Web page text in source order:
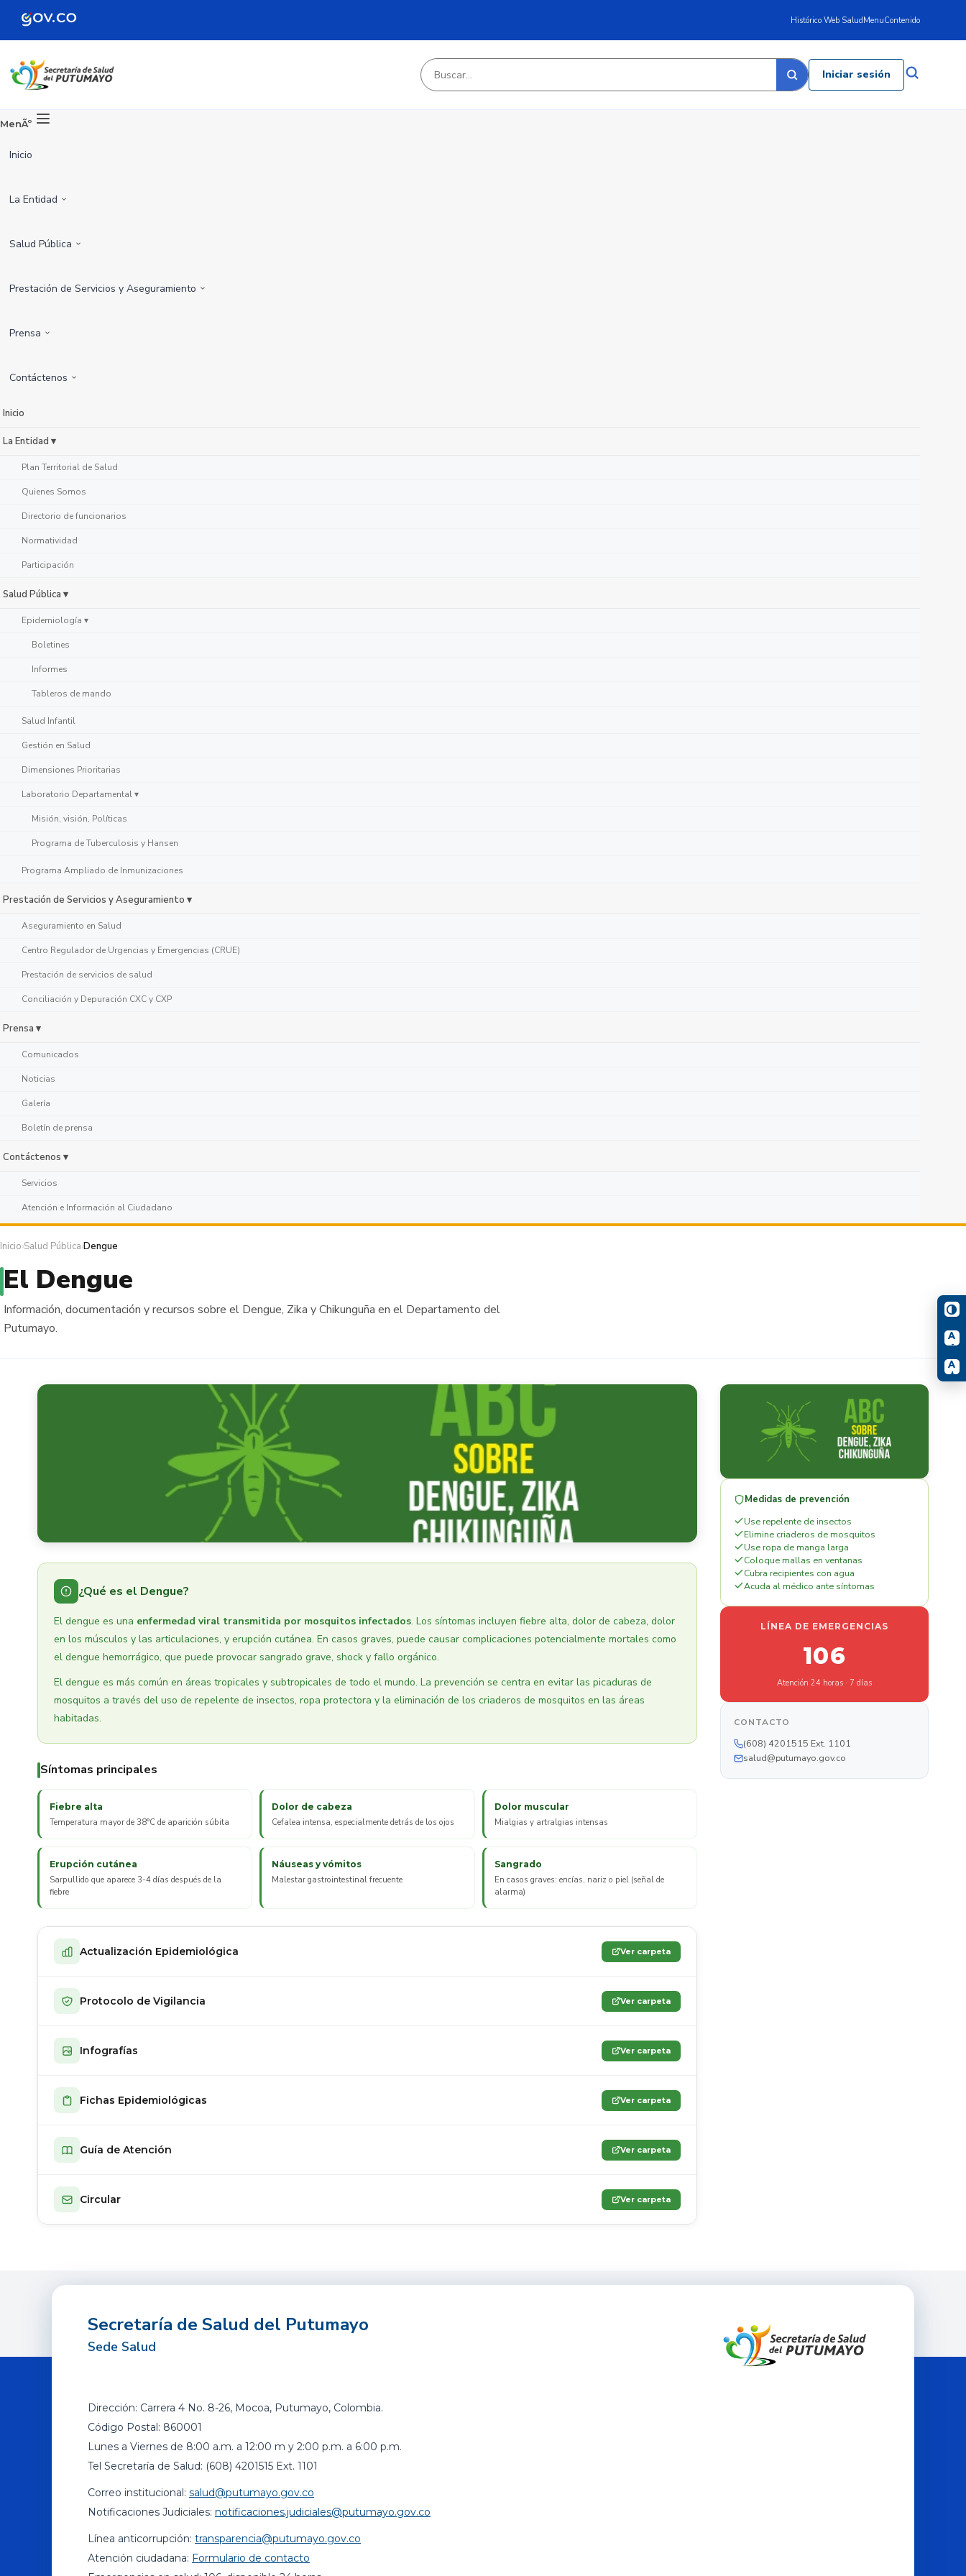
Histórico Web SaludMenuContenido
Iniciar sesión
MenÃº
Inicio
La Entidad
Salud Pública
Prestación de Servicios y Aseguramiento
Prensa
Contáctenos
Inicio
La Entidad ▾
Plan Territorial de Salud
Quienes Somos
Directorio de funcionarios
Normatividad
Participación
Salud Pública ▾
Epidemiología ▾
Boletines
Informes
Tableros de mando
Salud Infantil
Gestión en Salud
Dimensiones Prioritarias
Laboratorio Departamental ▾
Misión, visión, Políticas
Programa de Tuberculosis y Hansen
Programa Ampliado de Inmunizaciones
Prestación de Servicios y Aseguramiento ▾
Aseguramiento en Salud
Centro Regulador de Urgencias y Emergencias (CRUE)
Prestación de servicios de salud
Conciliación y Depuración CXC y CXP
Prensa ▾
Comunicados
Noticias
Galería
Boletín de prensa
Contáctenos ▾
Servicios
Atención e Información al Ciudadano
A
-
A
+
Inicio›Salud Pública›Dengue
El Dengue
Información, documentación y recursos sobre el Dengue, Zika y Chikunguña en el Departamento del
Putumayo.
¿Qué es el Dengue?
El dengue es una enfermedad viral transmitida por mosquitos infectados. Los síntomas incluyen fiebre alta, dolor de cabeza, dolor
en los músculos y las articulaciones, y erupción cutánea. En casos graves, puede causar complicaciones potencialmente mortales como
el dengue hemorrágico, que puede provocar sangrado grave, shock y fallo orgánico.
El dengue es más común en áreas tropicales y subtropicales de todo el mundo. La prevención se centra en evitar las picaduras de
mosquitos a través del uso de repelente de insectos, ropa protectora y la eliminación de los criaderos de mosquitos en las áreas
habitadas.
Síntomas principales
Fiebre alta
Temperatura mayor de 38°C de aparición súbita
Dolor de cabeza
Cefalea intensa, especialmente detrás de los ojos
Dolor muscular
Mialgias y artralgias intensas
Erupción cutánea
Sarpullido que aparece 3-4 días después de la
fiebre
Náuseas y vómitos
Malestar gastrointestinal frecuente
Sangrado
En casos graves: encías, nariz o piel (señal de
alarma)
Actualización Epidemiológica Ver carpeta
Protocolo de Vigilancia Ver carpeta
Infografías Ver carpeta
Fichas Epidemiológicas Ver carpeta
Guía de Atención Ver carpeta
Circular Ver carpeta
Medidas de prevención
Use repelente de insectos
Elimine criaderos de mosquitos
Use ropa de manga larga
Coloque mallas en ventanas
Cubra recipientes con agua
Acuda al médico ante síntomas
LÍNEA DE EMERGENCIAS
106
Atención 24 horas · 7 días
CONTACTO
(608) 4201515 Ext. 1101
salud@putumayo.gov.co
Secretaría de Salud del Putumayo
Sede Salud
Dirección: Carrera 4 No. 8-26, Mocoa, Putumayo, Colombia.
Código Postal: 860001
Lunes a Viernes de 8:00 a.m. a 12:00 m y 2:00 p.m. a 6:00 p.m.
Tel Secretaría de Salud: (608) 4201515 Ext. 1101
Correo institucional: salud@putumayo.gov.co
Notificaciones Judiciales: notificaciones.judiciales@putumayo.gov.co
Línea anticorrupción: transparencia@putumayo.gov.co
Atención ciudadana: Formulario de contacto